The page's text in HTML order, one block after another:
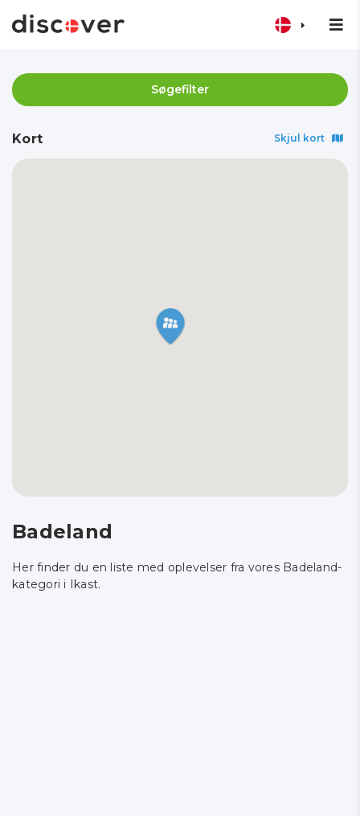
Søgefilter
Kort Skjul kort
Badeland
Her finder du en liste med oplevelser fra vores Badeland-
kategori i Ikast.